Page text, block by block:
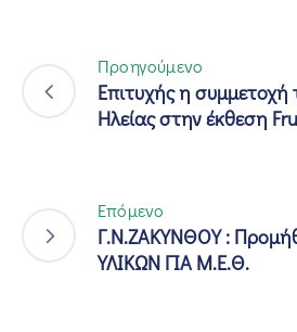
Προηγούμενο
Επιτυχής η συμμετοχή
Ηλείας στην έκθεση
Επόμενο
Γ.Ν.ΖΑΚΥΝΘΟΥ :
ΥΛΙΚΩΝ ΓΙΑ Μ.Ε.Θ.